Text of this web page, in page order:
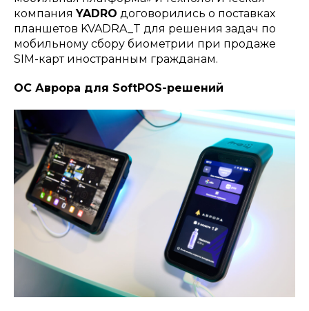
компанияYADRO договорились о поставках
планшетов KVADRA_T для решения задач по
мобильному сбору биометрии при продаже
SIM-карт иностранным гражданам.
ОС Аврора для SoftPOS-решений